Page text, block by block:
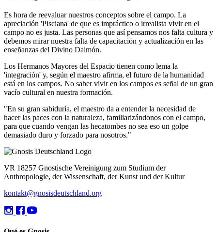
Es hora de reevaluar nuestros conceptos sobre el campo. La
apreciación 'Pisciana' de que es impráctico o irrealista vivir en el
campo no es justa. Las personas que así pensamos nos falta cultura y
debemos mirar nuestra falta de capacitación y actualización en las
enseñanzas del Divino Daimón.
Los Hermanos Mayores del Espacio tienen como lema la
'integración' y, según el maestro afirma, el futuro de la humanidad
está en los campos. No saber vivir en los campos es señal de un gran
vacío cultural en nuestra formación.
"En su gran sabiduría, el maestro da a entender la necesidad de
hacer las paces con la naturaleza, familiarizándonos con el campo,
para que cuando vengan las hecatombes no sea eso un golpe
demasiado duro y forzado para nosotros."
VR 18257 Gnostische Vereinigung zum Studium der
Anthropologie, der Wissenschaft, der Kunst und der Kultur
kontakt@gnosisdeutschland.org